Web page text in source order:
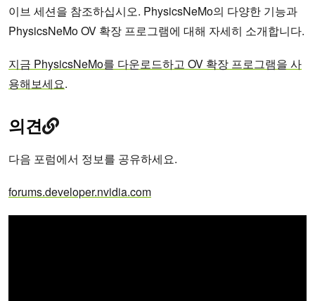
이브 세션을 참조하십시오. PhysicsNeMo의 다양한 기능과
PhysicsNeMo OV 확장 프로그램에 대해 자세히 소개합니다.
지금 PhysicsNeMo를 다운로드하고 OV 확장 프로그램을 사
용해보세요.
의견
다음 포럼에서 정보를 공유하세요.
forums.developer.nvidia.com